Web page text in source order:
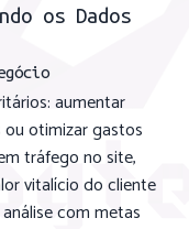
os Dados
aumentar
otimizar gastos
tráfego no site,
vitalício do cliente
com metas